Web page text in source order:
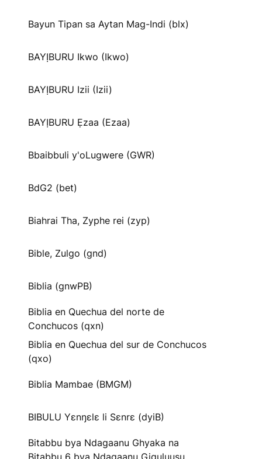
Bayun Tipan sa Aytan Mag-Indi (blx)
BAYỊBURU Ikwo (Ikwo)
BAYỊBURU Izii (Izii)
BAYỊBURU Ẹzaa (Ezaa)
Bbaibbuli y'oLugwere (GWR)
BdG2 (bet)
Biahrai Tha, Zyphe rei (zyp)
Bible, Zulgo (gnd)
Biblia (gnwPB)
Biblia en Quechua del norte de
Conchucos (qxn)
Biblia en Quechua del sur de Conchucos
(qxo)
Biblia Mambae (BMGM)
BIBULU Yɛnŋɛlɛ li Sɛnrɛ (dyiB)
Bitabbu bya Ndagaanu Ghyaka na
Bitabbu 6 bya Ndagaanu Gi̱gu̱lu̱u̱su̱